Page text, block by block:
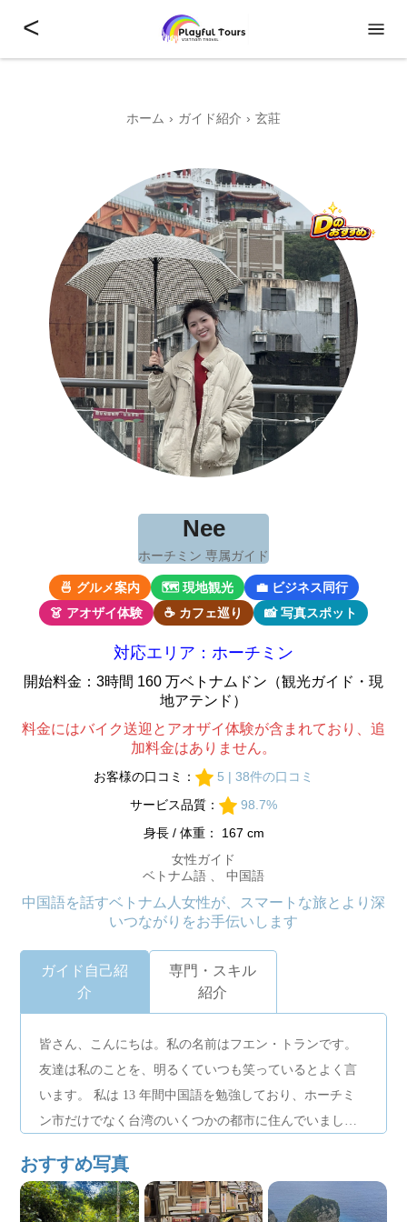
<
ホーム ガイド紹介 玄莊
Nee
ホーチミン 専属ガイド
🍜 グルメ案内 🗺 現地観光
💼 ビジネス同行
👗 アオザイ体験
☕ カフェ巡り 📸 写真スポット
対応エリア：ホーチミン
開始料金：3時間 160 万ベトナムドン（観光ガイド・現
地アテンド）
料金にはバイク送迎とアオザイ体験が含まれており、追
加料金はありません。
お客様の口コミ：
5 | 38件の口コミ
サービス品質：
98.7%
身長 / 体重： 167 cm
女性ガイド
ベトナム語 、 中国語
中国語を話すベトナム人女性が、スマートな旅とより深
いつながりをお手伝いします
ガイド自己紹
介
専門・スキル
紹介
皆さん、こんにちは。私の名前はフエン・トランです。
友達は私のことを、明るくていつも笑っているとよく言
います。 私は 13 年間中国語を勉強しており、ホーチミ
ン市だけでなく台湾のいくつかの都市に住んでいまし
のが好きです。 ホーチミン市を深く探索したい場合は、
私が個人的にガイドし、ユニークで忘れられない旅を作
おすすめ写真